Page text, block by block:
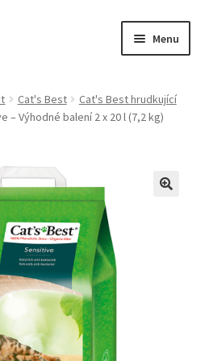
Menu
vybavení
Cat's Best
Cat's Best hrudkující
– Výhodné balení 2 x 20 l (7,2 kg)